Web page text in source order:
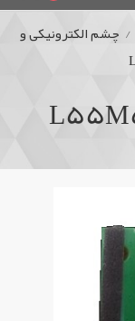
/ چشم الکترونیکی و